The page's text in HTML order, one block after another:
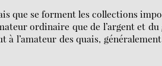
que se forment les collections
ordinaire que de l’argent et
à l’amateur des quais,